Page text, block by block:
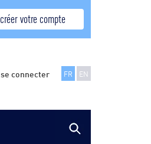
créer votre compte
se connecter FR EN